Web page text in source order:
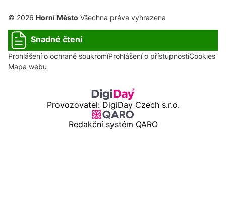
© 2026 Horní Město Všechna práva vyhrazena
Snadné čtení
Prohlášení o ochraně soukromíProhlášení o přístupnostiCookies
Mapa webu
Provozovatel: DigiDay Czech s.r.o.
Redakční systém QARO